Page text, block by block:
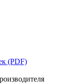
(PDF)